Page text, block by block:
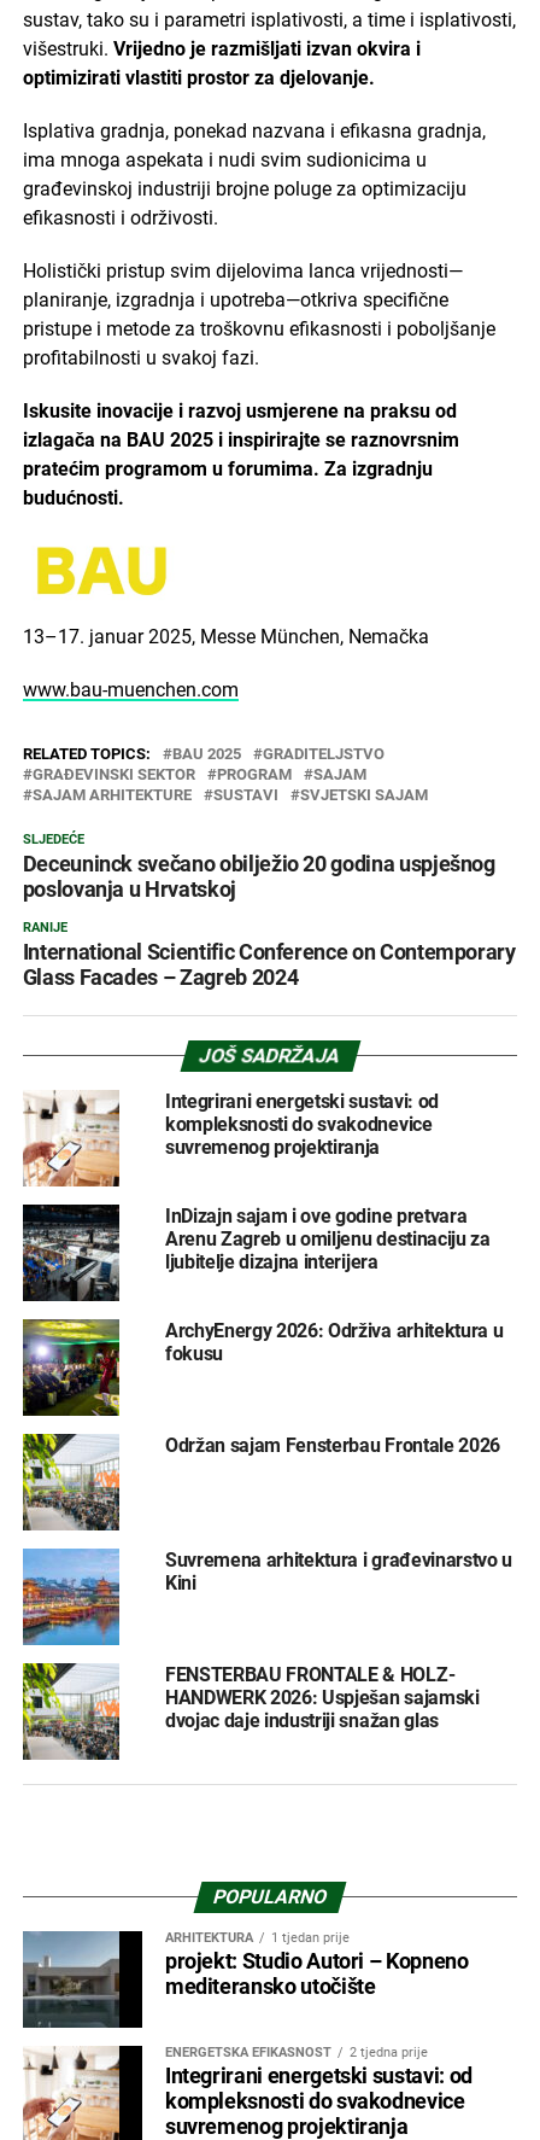
sustav, tako su i parametri isplativosti, a time i isplativosti,
višestruki. Vrijedno je razmišljati izvan okvira i
optimizirati vlastiti prostor za djelovanje.
Isplativa gradnja, ponekad nazvana i efikasna gradnja,
ima mnoga aspekata i nudi svim sudionicima u
građevinskoj industriji brojne poluge za optimizaciju
efikasnosti i održivosti.
Holistički pristup svim dijelovima lanca vrijednosti—
planiranje, izgradnja i upotreba—otkriva specifične
pristupe i metode za troškovnu efikasnosti i poboljšanje
profitabilnosti u svakoj fazi.
Iskusite inovacije i razvoj usmjerene na praksu od
izlagača na BAU 2025 i inspirirajte se raznovrsnim
pratećim programom u forumima. Za izgradnju
budućnosti.
13–17. januar 2025, Messe München, Nemačka
www.bau-muenchen.com
RELATED TOPICS: BAU 2025
GRADITELJSTVO
GRAĐEVINSKI SEKTOR
PROGRAM
SAJAM
SAJAM ARHITEKTURE
SUSTAVI SVJETSKI SAJAM
SLJEDEĆE
Deceuninck svečano obilježio 20 godina uspješnog
poslovanja u Hrvatskoj
RANIJE
International Scientific Conference on Contemporary
Glass Facades – Zagreb 2024
JOŠ SADRŽAJA
Integrirani energetski sustavi: od
kompleksnosti do svakodnevice
suvremenog projektiranja
InDizajn sajam i ove godine pretvara
Arenu Zagreb u omiljenu destinaciju za
ljubitelje dizajna interijera
ArchyEnergy 2026: Održiva arhitektura u
fokusu
Održan sajam Fensterbau Frontale 2026
Suvremena arhitektura i građevinarstvo u
Kini
FENSTERBAU FRONTALE & HOLZ-
HANDWERK 2026: Uspješan sajamski
dvojac daje industriji snažan glas
POPULARNO
ARHITEKTURA 1 tjedan prije
projekt: Studio Autori – Kopneno
mediteransko utočište
ENERGETSKA EFIKASNOST 2 tjedna prije
Integrirani energetski sustavi: od
kompleksnosti do svakodnevice
suvremenog projektiranja